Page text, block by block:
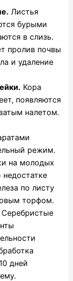
Листья
бурыми
в слизь.
пролив почвы
и удаление
Кора
появляются
налетом.
режим.
на молодых
по листу
торфом.
Серебристые
дней